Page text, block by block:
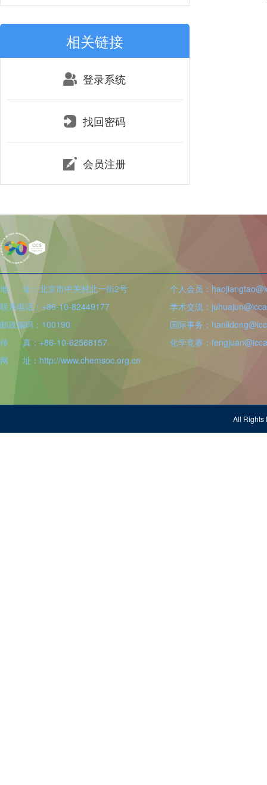
相关链接
登录系统
找回密码
会员注册
地 址：北京市中关村北一街2号
联系电话：+86-10-82449177
邮政编码：100190
传 真：+86-10-62568157
网 址：http://www.chemsoc.org.cn
个人会员：
学术交流：
国际事务：
化学竞赛：
All Rights